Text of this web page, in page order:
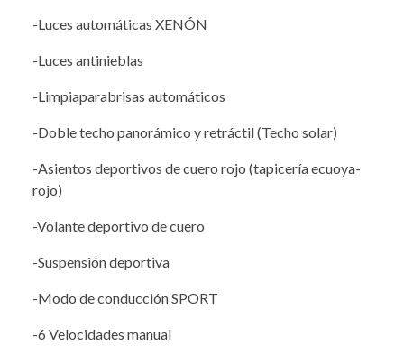
-Luces automáticas XENÓN
-Luces antinieblas
-Limpiaparabrisas automáticos
-Doble techo panorámico y retráctil (Techo solar)
-Asientos deportivos de cuero rojo (tapicería ecuoya-
rojo)
-Volante deportivo de cuero
-Suspensión deportiva
-Modo de conducción SPORT
-6 Velocidades manual